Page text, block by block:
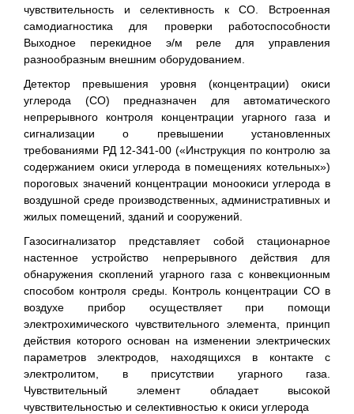
чувствительность и селективность к СО. Встроенная
самодиагностика для проверки работоспособности
Выходное перекидное э/м реле для управления
разнообразным внешним оборудованием.
Детектор превышения уровня (концентрации) окиси
углерода (СО) предназначен для автоматического
непрерывного контроля концентрации угарного газа и
сигнализации о превышении установленных
требованиями РД 12-341-00 («Инструкция по контролю за
содержанием окиси углерода в помещениях котельных»)
пороговых значений концентрации моноокиси углерода в
воздушной среде производственных, административных и
жилых помещений, зданий и сооружений.
Газосигнализатор представляет собой стационарное
настенное устройство непрерывного действия для
обнаружения скоплений угарного газа с конвекционным
способом контроля среды. Контроль концентрации СО в
воздухе прибор осуществляет при помощи
электрохимического чувствительного элемента, принцип
действия которого основан на изменении электрических
параметров электродов, находящихся в контакте с
электролитом, в присутствии угарного газа.
Чувствительный элемент обладает высокой
чувствительностью и селективностью к окиси углерода